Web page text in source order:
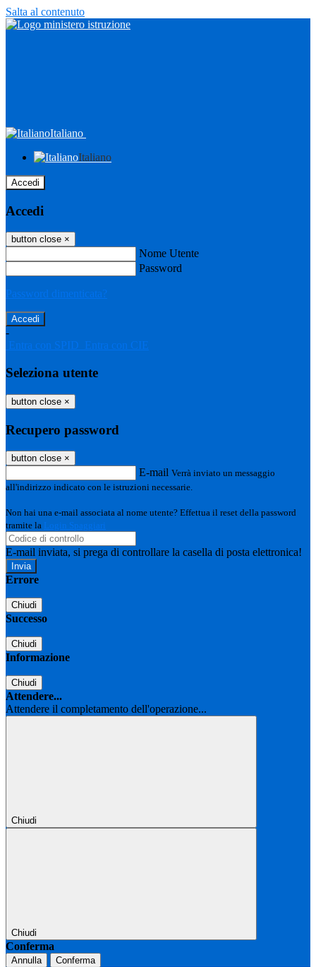
Salta al contenuto
Italiano
Italiano
Accedi
Accedi
button close ×
Nome Utente
Password
Password dimenticata?
-
Entra con SPID
Entra con CIE
Seleziona utente
button close ×
Recupero password
button close ×
E-mail Verrà inviato un messaggio
all'indirizzo indicato con le istruzioni necessarie.
Non hai una e-mail associata al nome utente? Effettua il reset della password
tramite la Login Spaggiari
E-mail inviata, si prega di controllare la casella di posta elettronica!
Errore
Chiudi
Successo
Chiudi
Informazione
Chiudi
Attendere...
Attendere il completamento dell'operazione...
Chiudi
Chiudi
Conferma
Annulla Conferma